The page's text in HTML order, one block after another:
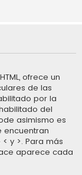
ofrece un
de las
por la
del
asimismo es
encuentran
y >. Para más
aparece cada